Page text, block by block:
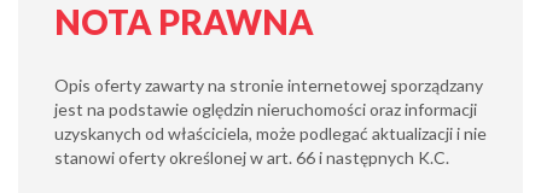
NOTA PRAWNA
Opis oferty zawarty na stronie internetowej sporządzany
jest na podstawie oględzin nieruchomości oraz informacji
uzyskanych od właściciela, może podlegać aktualizacji i nie
stanowi oferty określonej w art. 66 i następnych K.C.